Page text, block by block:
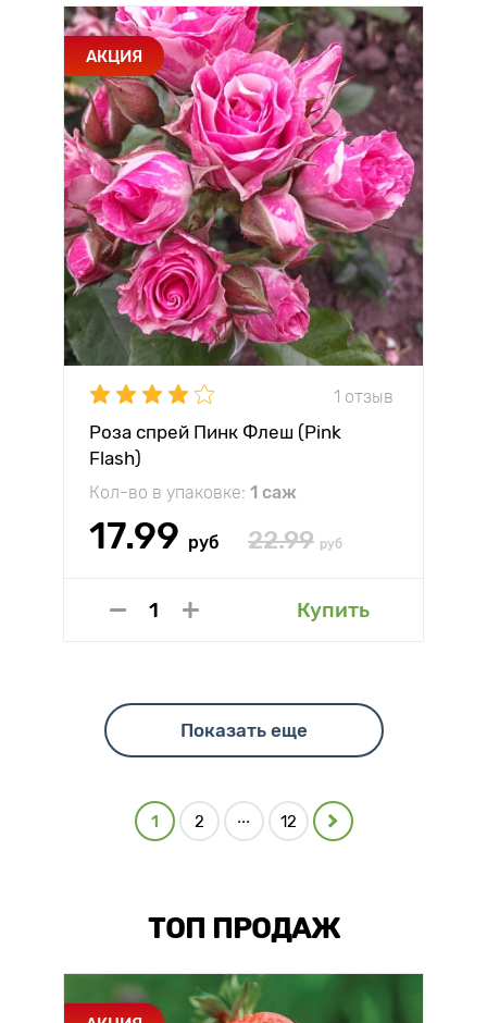
АКЦИЯ
1 отзыв
Роза спрей Пинк Флеш (Pink
Flash)
Кол-во в упаковке: 1 саж
17.99 руб 22.99 руб
Купить
Показать еще
1 2 ... 12
ТОП ПРОДАЖ